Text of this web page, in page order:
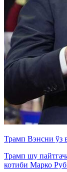
Трамп Вэнсни ўз
Трамп шу
котиби Марко